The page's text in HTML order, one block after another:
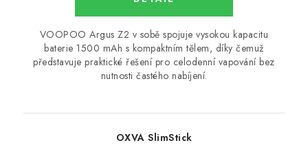
VOOPOO Argus Z2 v sobě spojuje vysokou kapacitu
baterie 1500 mAh s kompaktním tělem, díky čemuž
představuje praktické řešení pro celodenní vapování bez
nutnosti častého nabíjení.
OXVA SlimStick